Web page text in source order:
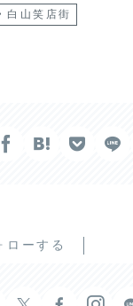
白山笑店街
ローする